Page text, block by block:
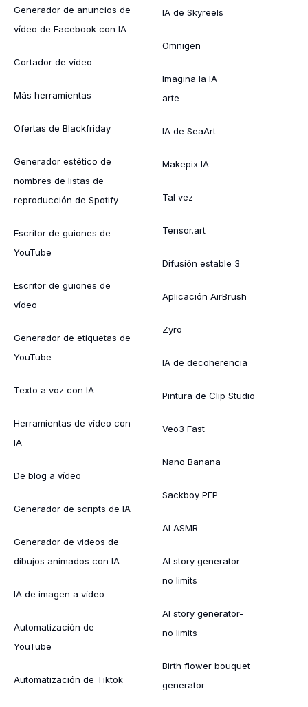
Generador de anuncios de
vídeo de Facebook con IA
Cortador de vídeo
Más herramientas
Ofertas de Blackfriday
Generador estético de
nombres de listas de
reproducción de Spotify
Escritor de guiones de
YouTube
Escritor de guiones de
vídeo
Generador de etiquetas de
YouTube
Texto a voz con IA
Herramientas de vídeo con
IA
De blog a vídeo
Generador de scripts de IA
Generador de videos de
dibujos animados con IA
IA de imagen a vídeo
Automatización de
YouTube
Automatización de Tiktok
IA de Skyreels
Omnigen
Imagina la IA
arte
IA de SeaArt
Makepix IA
Tal vez
Tensor.art
Difusión estable 3
Aplicación AirBrush
Zyro
IA de decoherencia
Pintura de Clip Studio
Veo3 Fast
Nano Banana
Sackboy PFP
AI ASMR
AI story generator-
no limits
AI story generator-
no limits
Birth flower bouquet
generator